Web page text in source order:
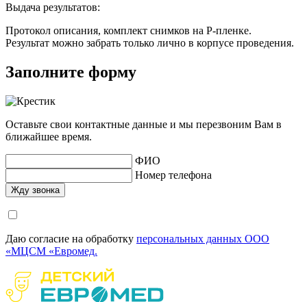
Выдача результатов:
Протокол описания, комплект снимков на Р-пленке.
Результат можно забрать только лично в корпусе проведения.
Заполните форму
Оставьте свои контактные данные и мы перезвоним Вам в
ближайшее время.
ФИО
Номер телефона
Даю согласие на обработку персональных данных ООО
«МЦСМ «Евромед.